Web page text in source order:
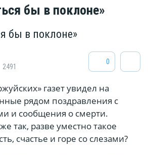
бы в поклоне»
бы в поклоне»
2491
0
газет увидел на
рядом поздравления с
и сообщения о смерти.
так, разве уместно такое
счастье и горе со слезами?